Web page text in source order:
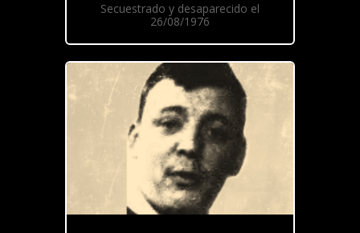
Secuestrado y desaparecido el
26/08/1976